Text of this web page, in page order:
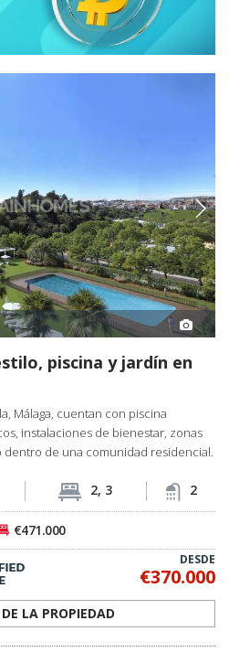
piscina y jardín en
Málaga, cuentan con piscina
instalaciones de bienestar, zonas
dentro de una comunidad residencial.
2, 3 2
€471.000
DESDE
€370.000
LA PROPIEDAD